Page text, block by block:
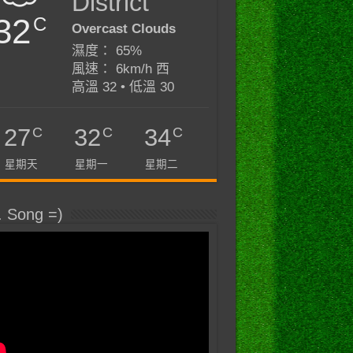
C
Overcast Clouds
濕度： 65%
風速： 6km/h 西
高溫 32 • 低溫 30
27C
星期天
32C
星期一
34C
星期二
Song =)